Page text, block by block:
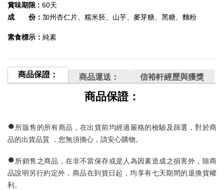
賞味期限 : 60天
成 份： 加州杏仁片、糯米胚、山芋、麥芽糖、黑糖、麵粉
素食標示： 純素
商品保證： 商品運送： 信裕軒經歷與獲獎
商品保證：
●所販售的所有商品，在出貨前均經過嚴格的檢驗及篩選，對於商
品的出貨品質
，您無須擔心，請安心購物。
●所銷售之商品，在非不當保存或是人為因素造成之損害外，除商
品說明另行約定外，商品在到貨日起，均享有七天期間的退換貨權
利。